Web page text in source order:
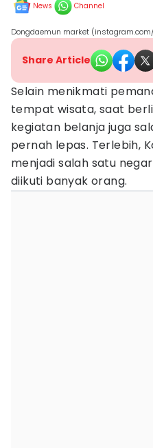
News Channel
Dongdaemun market
Share Article
Selain menikmati
tempat wisata, saat
kegiatan belanja juga
pernah lepas. Terlebih,
menjadi salah satu
diikuti banyak orang.